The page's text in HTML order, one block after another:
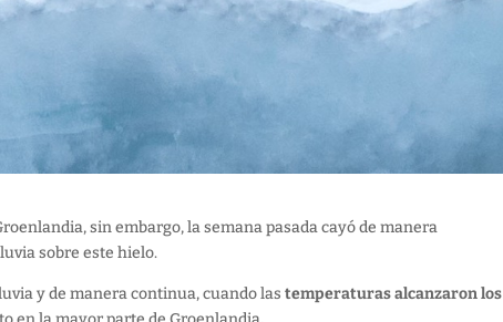
sin embargo, la semana pasada cayó de manera
sobre este hielo.
y de manera continua, cuando lastemperaturas alcanzaron los